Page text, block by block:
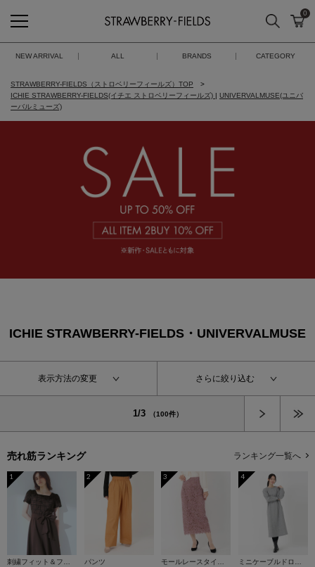
STRAWBERRY-FIELDS
検索 カ
0
NEW ARRIVAL ALL BRANDS CATEGORY
STRAWBERRY-FIELDS（ストロベリーフィールズ）TOP
ICHIE STRAWBERRY-FIELDS(イチエ ストロベリーフィールズ) | UNIVERVALMUSE(ユニバ
ーバルミューズ)
ICHIE STRAWBERRY-FIELDS・UNIVERVALMUSE
表示方法の変更 さらに絞り込む
1/3 （100件）
売れ筋ランキング ランキング一覧へ
1
刺繍フィット＆フレアーワンピース
2
パンツ
3
モールレースタイトスカート
4
ミニケーブルドロストワンピース